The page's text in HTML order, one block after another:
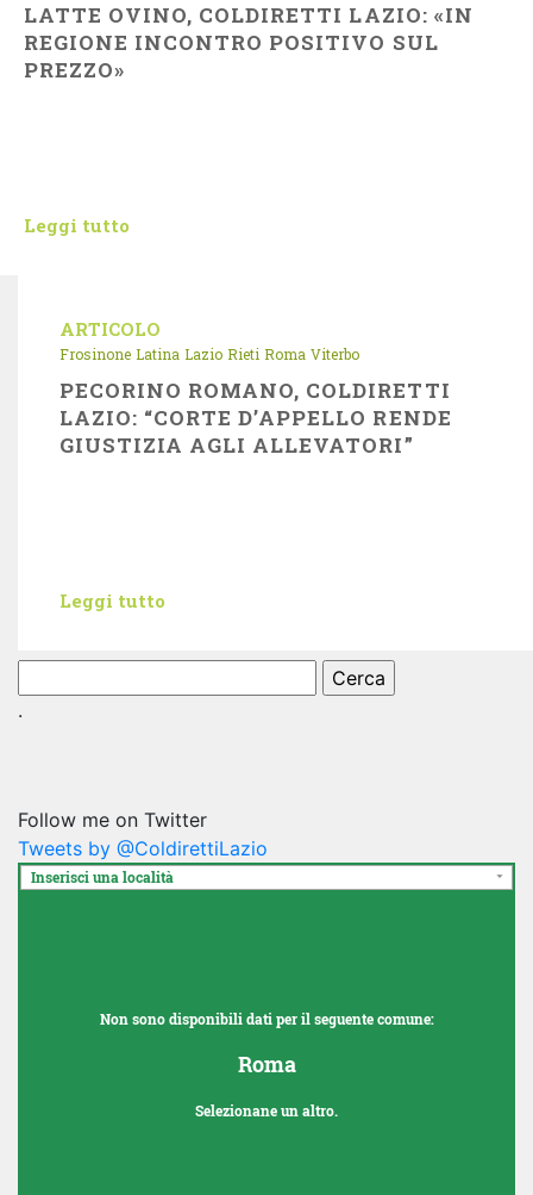
LATTE OVINO, COLDIRETTI LAZIO: «IN
REGIONE INCONTRO POSITIVO SUL
PREZZO»
Leggi tutto
ARTICOLO
Frosinone Latina Lazio Rieti Roma Viterbo
PECORINO ROMANO, COLDIRETTI
LAZIO: “CORTE D’APPELLO RENDE
GIUSTIZIA AGLI ALLEVATORI”
Leggi tutto
per:
.
Follow me on Twitter
Tweets by @ColdirettiLazio
Inserisci una località
Non sono disponibili dati per il seguente comune:
Roma
Selezionane un altro.